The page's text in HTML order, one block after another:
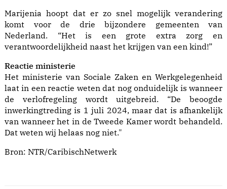
Marijenia hoopt dat er zo snel mogelijk verandering
komt voor de drie bijzondere gemeenten van
Nederland. “Het is een grote extra zorg en
verantwoordelijkheid naast het krijgen van een kind!”
Reactie ministerie
Het ministerie van Sociale Zaken en Werkgelegenheid
laat in een reactie weten dat nog onduidelijk is wanneer
de verlofregeling wordt uitgebreid. “De beoogde
inwerkingtreding is 1 juli 2024, maar dat is afhankelijk
van wanneer het in de Tweede Kamer wordt behandeld.
Dat weten wij helaas nog niet."
Bron: NTR/CaribischNetwerk